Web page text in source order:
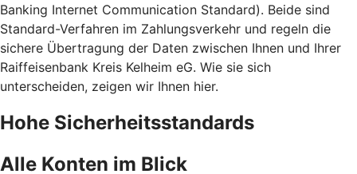
Banking Internet Communication Standard). Beide sind
Standard-Verfahren im Zahlungsverkehr und regeln die
sichere Übertragung der Daten zwischen Ihnen und Ihrer
Raiffeisenbank Kreis Kelheim eG. Wie sie sich
unterscheiden, zeigen wir Ihnen hier.
Hohe Sicherheitsstandards
Alle Konten im Blick